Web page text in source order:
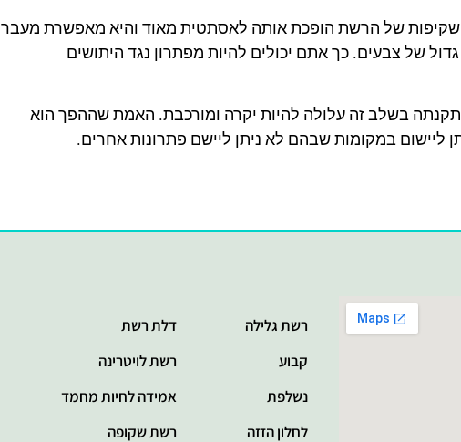
השקיפות של הרשת הופכת אותה לאסתטית מאוד והיא מאפשרת מעבר
של צבעים. כך אתם יכולים להיות מפתרון נגד היתושים
בשלב זה עלולה להיות יקרה ומורכבת. האמת שההפך הוא
ליישום במקומות שבהם לא ניתן ליישם פתרונות אחרים.
רשת גלילה
קבוע
נשלפת
לחלון הזזה
דלת רשת
רשת לויטרינה
אמידה לחיות מחמד
רשת שקופה